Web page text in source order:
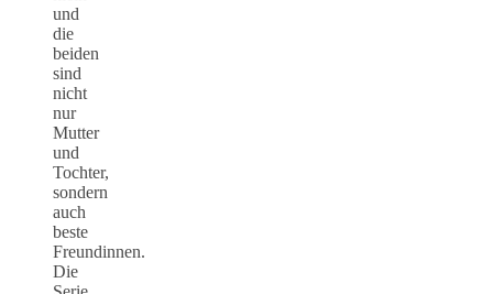
und
die
beiden
sind
nicht
nur
Mutter
und
Tochter,
sondern
auch
beste
Freundinnen.
Die